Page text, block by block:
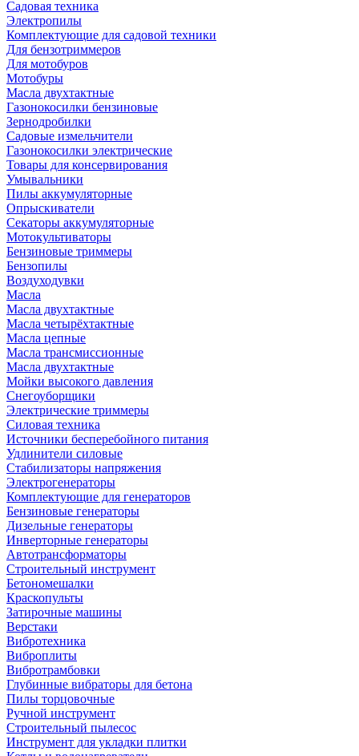
Садовая техника
Электропилы
Комплектующие для садовой техники
Для бензотриммеров
Для мотобуров
Мотобуры
Масла двухтактные
Газонокосилки бензиновые
Зернодробилки
Садовые измельчители
Газонокосилки электрические
Товары для консервирования
Умывальники
Пилы аккумуляторные
Опрыскиватели
Секаторы аккумуляторные
Мотокультиваторы
Бензиновые триммеры
Бензопилы
Воздуходувки
Масла
Масла двухтактные
Масла четырёхтактные
Масла цепные
Масла трансмиссионные
Масла двухтактные
Мойки высокого давления
Снегоуборщики
Электрические триммеры
Силовая техника
Источники бесперебойного питания
Удлинители силовые
Стабилизаторы напряжения
Электрогенераторы
Комплектующие для генераторов
Бензиновые генераторы
Дизельные генераторы
Инверторные генераторы
Автотрансформаторы
Строительный инструмент
Бетономешалки
Краскопульты
Затирочные машины
Верстаки
Вибротехника
Виброплиты
Вибротрамбовки
Глубинные вибраторы для бетона
Пилы торцовочные
Ручной инструмент
Строительный пылесос
Инструмент для укладки плитки